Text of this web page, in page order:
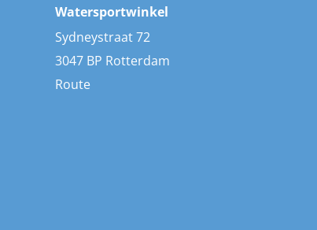
Watersportwinkel
Sydneystraat 72
3047 BP Rotterdam
Route